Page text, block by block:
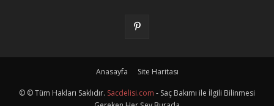
Anasayfa Site Haritası
© © Tüm Hakları Saklıdır. Sacdelisi.com - Saç Bakımı ile İlgili Bilinmesi